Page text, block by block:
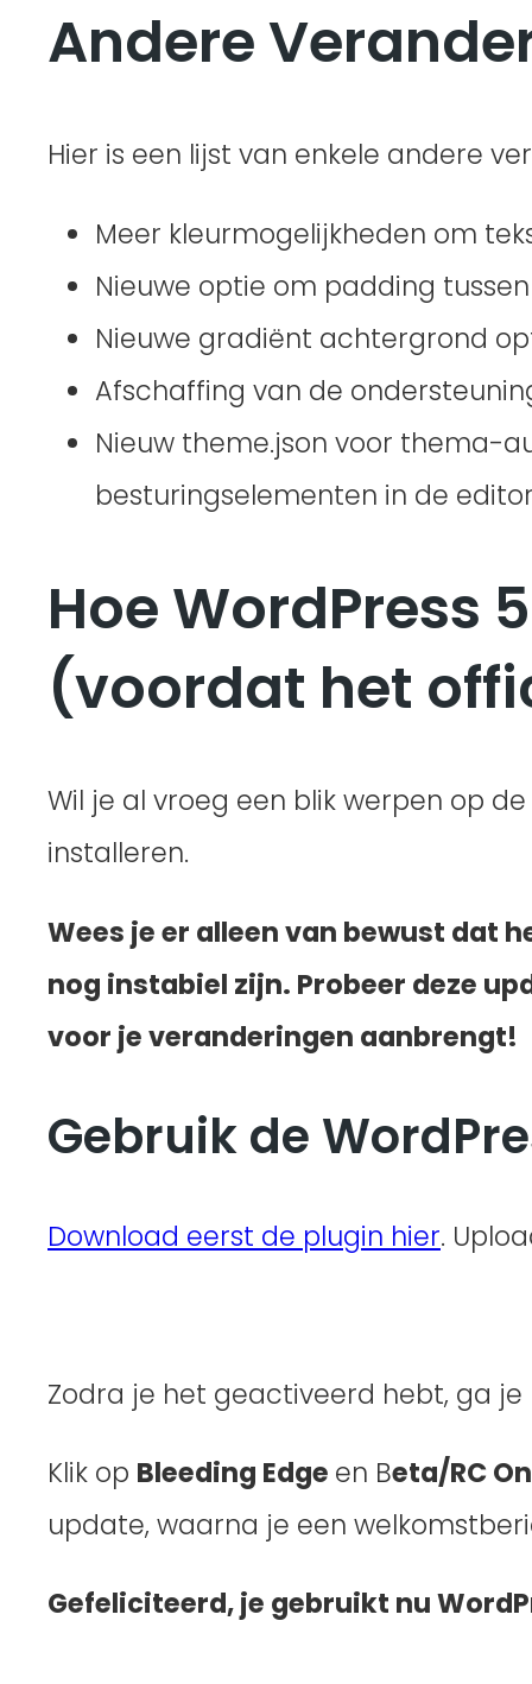
Andere
Hier is een lijst van enkele andere
Meer kleurmogelijkheden om
Nieuwe optie om padding
Nieuwe gradiënt achtergrond
Afschaffing van de
Nieuw theme.json voor thema-
besturingselementen in de
Hoe WordPress
(voordat het
Wil je al vroeg een blik werpen op
installeren.
Wees je er alleen van bewust dat
nog instabiel zijn. Probeer deze
voor je veranderingen aanbrengt!
Gebruik de
Download eerst de plugin hier.
Zodra je het geactiveerd hebt, ga
Klik op Bleeding Edge en Beta/RC
update, waarna je een
Gefeliciteerd, je gebruikt nu